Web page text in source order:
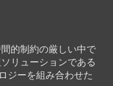
的制約の厳しい中で
リューションである
ジーを組み合わせた